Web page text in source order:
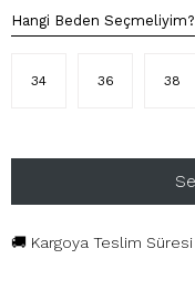
Hangi Beden Seçmeliyim?
34 36 38
🚚 Kargoya Teslim Süresi